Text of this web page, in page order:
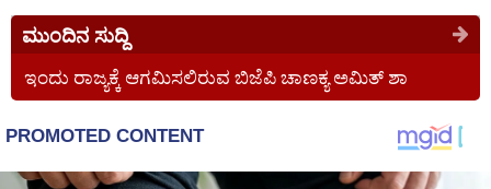
ಮುಂದಿನ ಸುದ್ದಿ
ಇಂದು ರಾಜ್ಯಕ್ಕೆ ಆಗಮಿಸಲಿರುವ ಬಿಜೆಪಿ ಚಾಣಕ್ಯ ಅಮಿತ್ ಶಾ